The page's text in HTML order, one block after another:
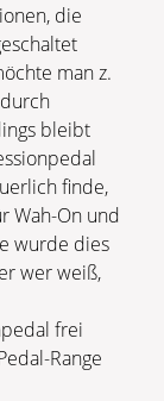
die
man z.
bleibt
finde,
Wah-On und
wurde dies
wer weiß,
frei
Range